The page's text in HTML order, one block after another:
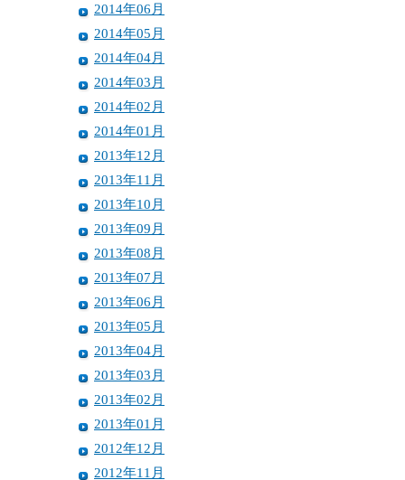
2014年06月
2014年05月
2014年04月
2014年03月
2014年02月
2014年01月
2013年12月
2013年11月
2013年10月
2013年09月
2013年08月
2013年07月
2013年06月
2013年05月
2013年04月
2013年03月
2013年02月
2013年01月
2012年12月
2012年11月